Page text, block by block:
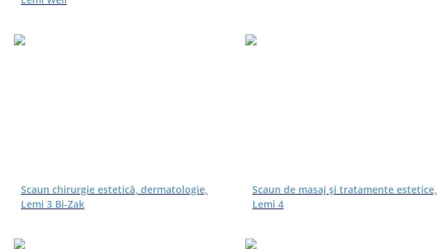
Scaun chirurgie estetică, dermatologie,
Lemi 3 Bi-Zak
Scaun de masaj și tratamente estetice,
Lemi 4